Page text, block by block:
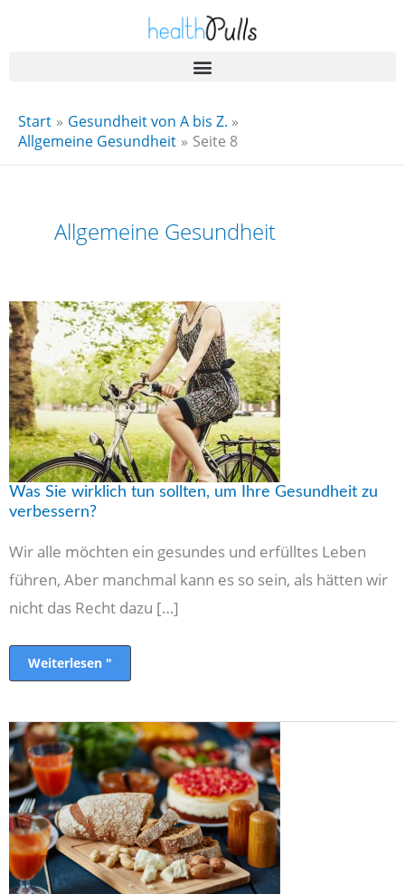
Start
Gesundheit von A bis Z.
Allgemeine Gesundheit
Seite 8
Allgemeine Gesundheit
Was Sie wirklich tun sollten, um Ihre Gesundheit zu
verbessern?
Wir alle möchten ein gesundes und erfülltes Leben
führen, Aber manchmal kann es so sein, als hätten wir
nicht das Recht dazu […]
Was
Sie
wirklich
tun
sollten,
um
Ihre
Gesundheit
zu
verbessern?
Weiterlesen "
So
kümmern
Sie
sich
während
der
Ferienzeit
um
Ihre
Gesundheit?